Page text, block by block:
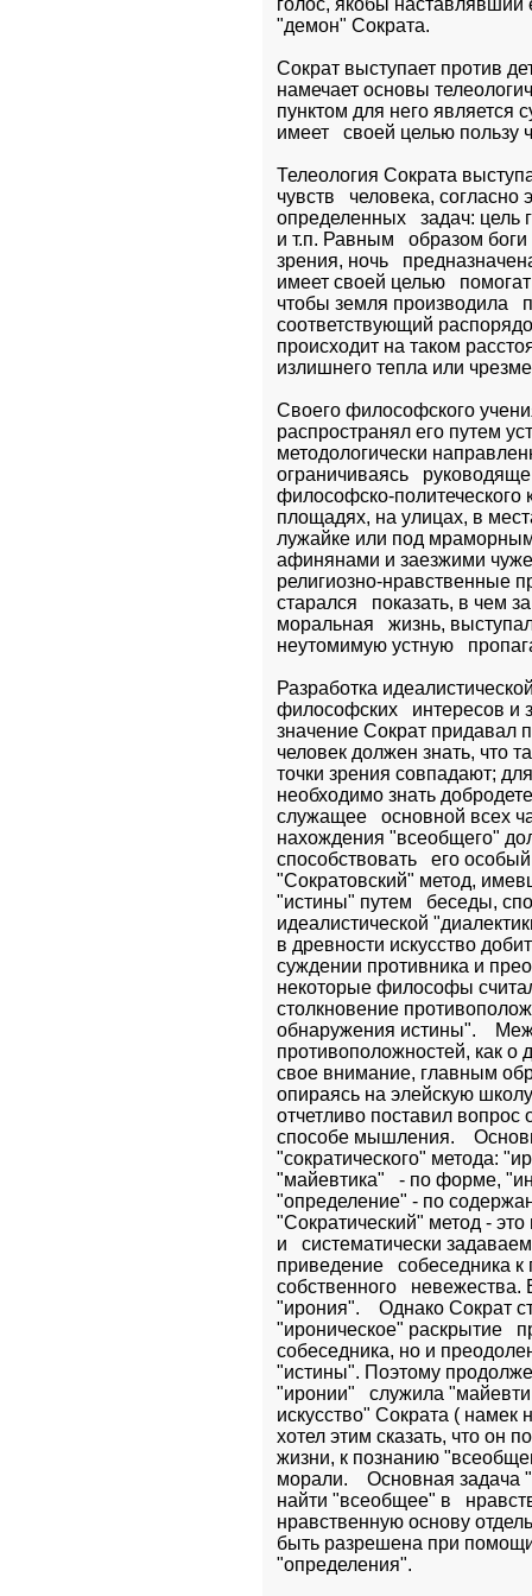
голос, якобы
"демон" Сократа.
Сократ выступает против
намечает основы
пунктом для него является
имеет   своей целью пользу
Телеология Сократа
чувств   человека,
определенных   задач:
и т.п. Равным   образом
зрения, ночь
имеет своей целью
чтобы земля производила
соответствующий
происходит на таком
излишнего тепла или
Своего философского
распространял его путем
методологически
ограничиваясь
философско-политеческого
площадях, на улицах, в
лужайке или под
афинянами и заезжими
религиозно-нравственные
старался   показать, в чем
моральная   жизнь,
неутомимую устную
Разработка
философских   интересов и
значение Сократ придавал
человек должен знать, что
точки зрения совпадают;
необходимо знать
служащее   основной всех
нахождения "всеобщего"
способствовать   его
"Сократовский" метод,
"истины" путем   беседы,
идеалистической
в древности искусство
суждении противника и
некоторые философы
столкновение
обнаружения истины".
противоположностей, как о
свое внимание, главным
опираясь на элейскую
отчетливо поставил вопрос
способе мышления.
"сократического" метода:
"майевтика"   - по форме,
"определение" - по
"Сократический" метод -
и   систематически
приведение   собеседника
собственного
"ирония".    Однако Сократ
"ироническое" раскрытие
собеседника, но и
"истины". Поэтому
"иронии"   служила
искусство" Сократа ( намек
хотел этим сказать, что он
жизни, к познанию
морали.    Основная задача
найти "всеобщее" в
нравственную основу
быть разрешена при помощи
"определения".